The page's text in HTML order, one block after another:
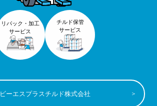
リパック・加工
サービス
チルド保管
サービス
ビーエスプラスチルド株式会社